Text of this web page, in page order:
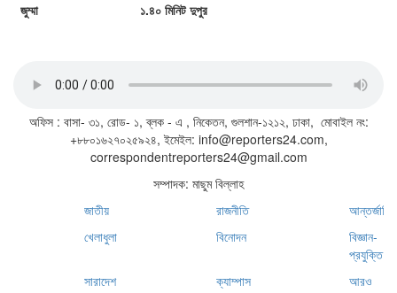
জুম্মা
১.৪০ মিনিট দুপুর
অফিস : বাসা- ৩১, রোড- ১, ব্লক - এ , নিকেতন, গুলশান-১২১২, ঢাকা, মোবাইল নং:
+৮৮০১৬২৭০২৫৯২৪, ইমেইল: info@reporters24.com,
correspondentreporters24@gmail.com
সম্পাদক: মাছুম বিল্লাহ
জাতীয়
রাজনীতি
খেলাধুলা
বিনোদন
বিজ্ঞান-
প্রযুক্তি
সারাদেশ
ক্যাম্পাস
আরও